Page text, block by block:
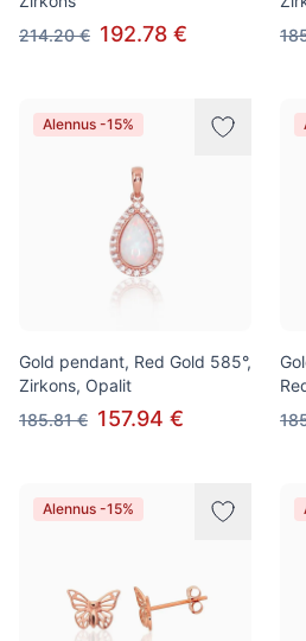
214.20 € 192.78 €
Alennus -15%
Gold pendant, Red Gold 585°,
Zirkons, Opalit
185.81 € 157.94 €
Alennus -15%